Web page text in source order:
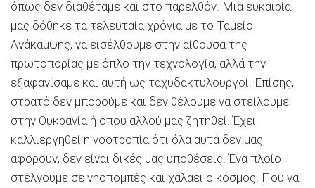
όπως δεν διαθέταμε και στο παρελθόν. Μια ευκαιρία
μας δόθηκε τα τελευταία χρόνια με το Ταμείο
Ανάκαμψης, να εισέλθουμε στην αίθουσα της
πρωτοπορίας με όπλο την τεχνολογία, αλλά την
εξαφανίσαμε και αυτή ως ταχυδακτυλουργοί. Επίσης,
στρατό δεν μπορούμε και δεν θέλουμε να στείλουμε
στην Ουκρανία ή όπου αλλού μας ζητηθεί. Έχει
καλλιεργηθεί η νοοτροπία ότι όλα αυτά δεν μας
αφορούν, δεν είναι δικές μας υποθέσεις. Ένα πλοίο
στέλνουμε σε νηοπομπές και χαλάει ο κόσμος. Που να